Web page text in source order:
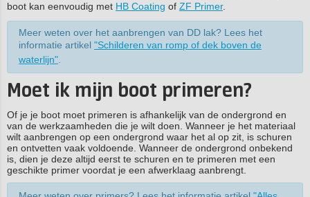
boot kan eenvoudig met HB Coating of ZF Primer.
Meer weten over het aanbrengen van DD lak? Lees het
informatie artikel "Schilderen van romp of dek boven de
waterlijn"
Moet ik mijn boot primeren?
Of je je boot moet primeren is afhankelijk van de ondergrond en
van de werkzaamheden die je wilt doen. Wanneer je het materiaal
wilt aanbrengen op een ondergrond waar het al op zit, is schuren
en ontvetten vaak voldoende. Wanneer de ondergrond onbekend
is, dien je deze altijd eerst te schuren en te primeren met een
geschikte primer voordat je een afwerklaag aanbrengt.